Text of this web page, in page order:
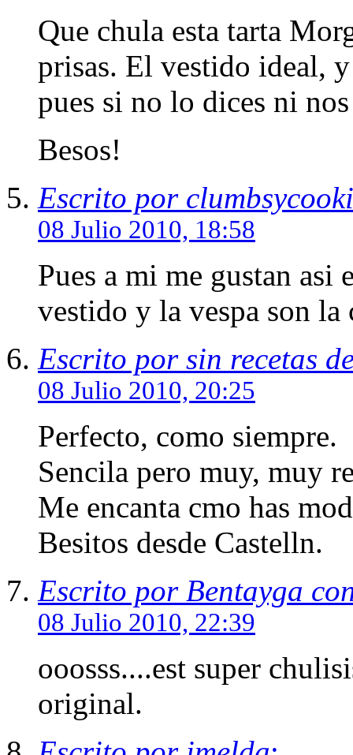
Que chula esta tarta
prisas. El vestido ideal,
pues si no lo dices ni
Besos!
Escrito por
08 Julio 2010, 18:58
Pues a mi me gustan asi
vestido y la vespa son la
Escrito por sin recetas
08 Julio 2010, 20:25
Perfecto, como siempre.
Sencila pero muy, muy
Me encanta cmo has
Besitos desde Castelln.
Escrito por Bentayga
08 Julio 2010, 22:39
ooosss....est super
original.